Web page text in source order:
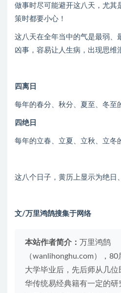
做事时尽可能避开这八天，尤其
策时都要小心！
这八天在全年当中的气是最弱、
凶事，容易让人生病，出现思维
四离日
每年的春分、秋分、夏至、冬至
四绝日
每年的立春、立夏、立秋、立冬
这八个日子，黄历上显示为绝日
文/万里鸿鹄搜集于网络
本站作者简介： 万里鸿鹄
（wanlihonghu.com），
大学毕业后，先后师从几
华传统易经典籍有一定的研